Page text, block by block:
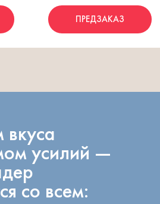
ПРЕДЗАКАЗ
усилий —
со всем: